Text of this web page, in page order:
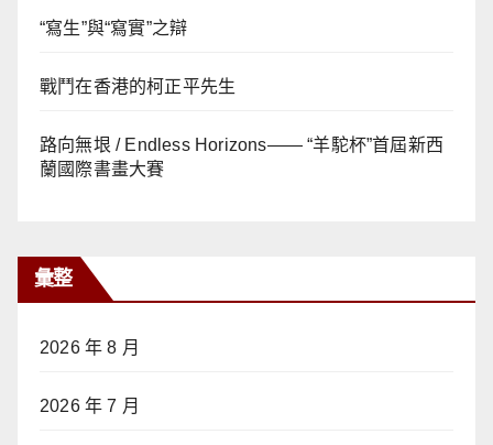
“寫生”與“寫實”之辯
戰鬥在香港的柯正平先生
路向無垠 / Endless Horizons—— “羊駝杯”首屆新西
蘭國際書畫大賽
彙整
2026 年 8 月
2026 年 7 月